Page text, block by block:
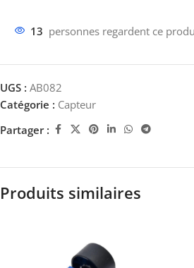
13 personnes regardent ce
UGS : AB082
Catégorie : Capteur
Partager :
Produits similaires